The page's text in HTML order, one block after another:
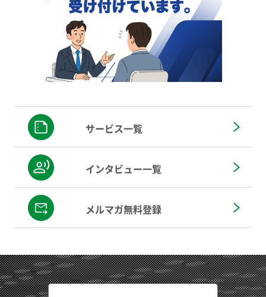
サービス一覧
インタビュー一覧
メルマガ無料登録